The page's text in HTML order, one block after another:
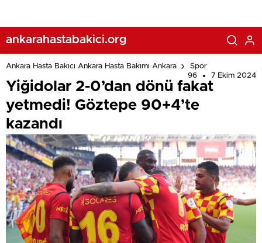
ankarahastabakici.org
Ankara Hasta Bakıcı Ankara Hasta Bakımı Ankara
Spor
96
7 Ekim 2024
Yiğidolar 2-0’dan dönü fakat
yetmedi! Göztepe 90+4’te
kazandı